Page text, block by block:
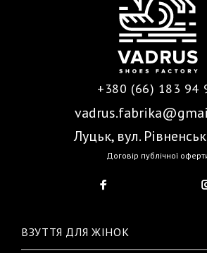
+380 (66) 183 94
Луцьк, вул.
Договір публічної
ВЗУТТЯ ДЛЯ ЖІНОК